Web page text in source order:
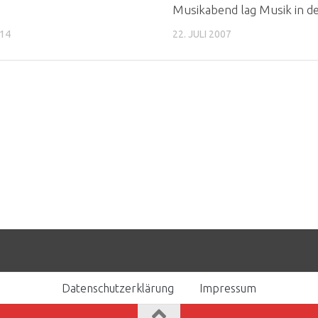
Musikabend lag Musik in
22. JULI 2007
Datenschutzerklärung Impressum